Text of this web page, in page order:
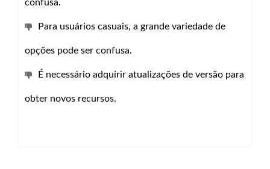
confusa.
Para usuários casuais, a grande variedade de
opções pode ser confusa.
É necessário adquirir atualizações de versão para
obter novos recursos.